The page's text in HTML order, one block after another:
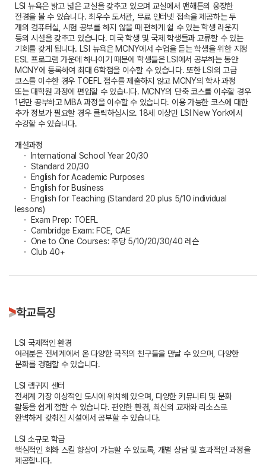
LSI 뉴욕은 밝고 넓은 교실을 갖추고 있으며 교실에서 맨해튼의 웅장한
전경을 볼 수 있습니다. 최우수 도서관, 무료 인터넷 접속을 제공하는 두
개의 컴퓨터실, 시험 공부를 하지 않을 때 편하게 쉴 수 있는 학생 라운지
등의 시설을 갖추고 있습니다. 미국 학생 및 국제 학생들과 교류할 수 있는
기회를 갖게 됩니다. LSI 뉴욕은 MCNY에서 수업을 듣는 학생을 위한 지정
ESL 프로그램 가운데 하나이기 때문에 학생들은 LSI에서 공부하는 동안
MCNY에 등록하여 최대 6학점을 이수할 수 있습니다. 또한 LSI의 고급
코스를 이수한 경우 TOEFL 점수를 제출하지 않고 MCNY의 학사 과정
또는 대학원 과정에 편입할 수 있습니다. MCNY의 단축 코스를 이수할 경우
1년만 공부하고 MBA 과정을 이수할 수 있습니다. 이용 가능한 코스에 대한
추가 정보가 필요할 경우 클릭하십시오. 18세 이상만 LSI New York에서
수강할 수 있습니다.
개설과정
ㆍ International School Year 20/30
ㆍ Standard 20/30
ㆍ English for Academic Purposes
ㆍ English for Business
ㆍ English for Teaching (Standard 20 plus 5/10 individual
lessons)
ㆍ Exam Prep: TOEFL
ㆍ Cambridge Exam: FCE, CAE
ㆍ One to One Courses: 주당 5/10/20/30/40 레슨
ㆍ Club 40+
학교특징
LSI 국제적인 환경
여러분은 전세계에서 온 다양한 국적의 친구들을 만날 수 있으며, 다양한
문화를 경험할 수 있습니다.
LSI 랭귀지 센터
전세계 가장 이상적인 도시에 위치해 있으며, 다양한 커뮤니티 및 문화
활동을 쉽게 접할 수 있습니다. 편안한 환경, 최신의 교재와 리소스로
완벽하게 갖춰진 시설에서 공부할 수 있습니다.
LSI 소규모 학급
핵심적인 회화 스킬 향상이 가능할 수 있도록, 개별 상담 및 효과적인 과정을
제공합니다.